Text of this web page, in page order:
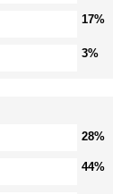
17%
3%
28%
44%